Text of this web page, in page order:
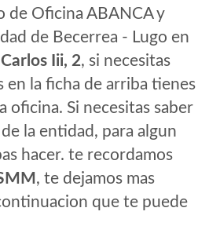
de Oficina ABANCA y
de Becerrea - Lugo en
Iii, 2, si necesitas
en la ficha de arriba tienes
oficina. Si necesitas saber
la entidad, para algun
hacer. te recordamos
, te dejamos mas
que te puede